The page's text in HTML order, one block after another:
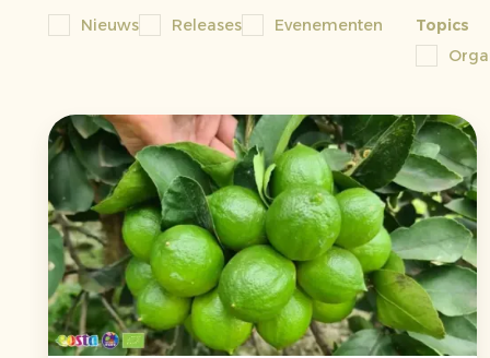
Nieuws Releases Evenementen
Topics